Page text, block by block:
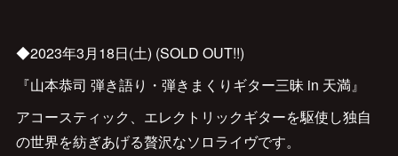
◆2023年3月18日(土) (SOLD OUT!!)
『山本恭司 弾き語り・弾きまくりギター三昧 in 天満』
アコースティック、エレクトリックギターを駆使し独自
の世界を紡ぎあげる贅沢なソロライヴです。